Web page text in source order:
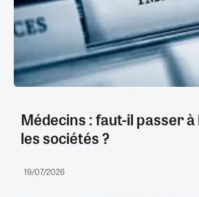
Médecins : faut-il passer
les sociétés ?
19/07/2026